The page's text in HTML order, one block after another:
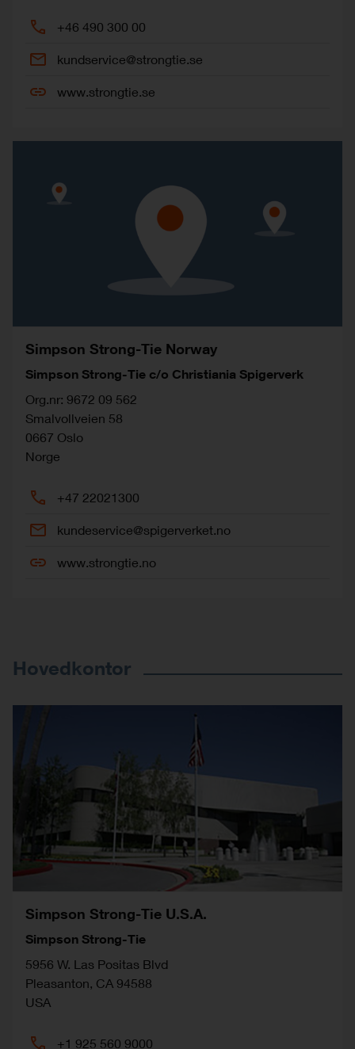
+46 490 300 00
kundservice@strongtie.se
www.strongtie.se
Simpson Strong-Tie Norway
Simpson Strong-Tie c/o Christiania Spigerverk
Org.nr: 9672 09 562
Smalvollveien 58
0667 Oslo
Norge
+47 22021300
kundeservice@spigerverket.no
www.strongtie.no
Hovedkontor
Simpson Strong-Tie U.S.A.
Simpson Strong-Tie
5956 W. Las Positas Blvd
Pleasanton, CA 94588
USA
+1 925 560 9000